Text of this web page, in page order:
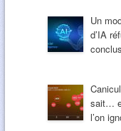
Un
d’IA
sait…
l’on